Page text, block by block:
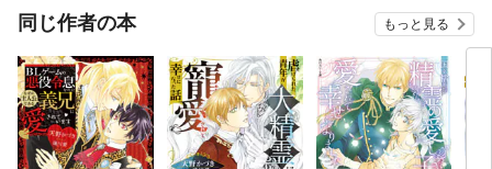
同じ作者の本 もっと見る